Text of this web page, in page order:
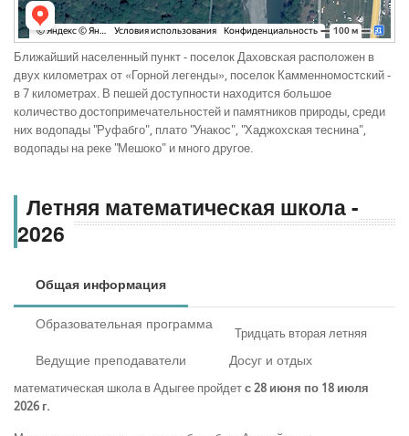
Ближайший населенный пункт - поселок Даховская расположен в
двух километрах от «Горной легенды», поселок Камменномостский -
в 7 километрах. В пешей доступности находится большое
количество достопримечательностей и памятников природы, среди
них водопады "Руфабго", плато "Унакос", "Хаджохская теснина",
водопады на реке "Мешоко" и много другое.
Летняя математическая школа -
2026
Общая информация
Образовательная программа
Ведущие преподаватели Досуг и отдых
Тридцать вторая летняя
математическая школа в Адыгее пройдет с 28 июня по 18 июля
2026 г.